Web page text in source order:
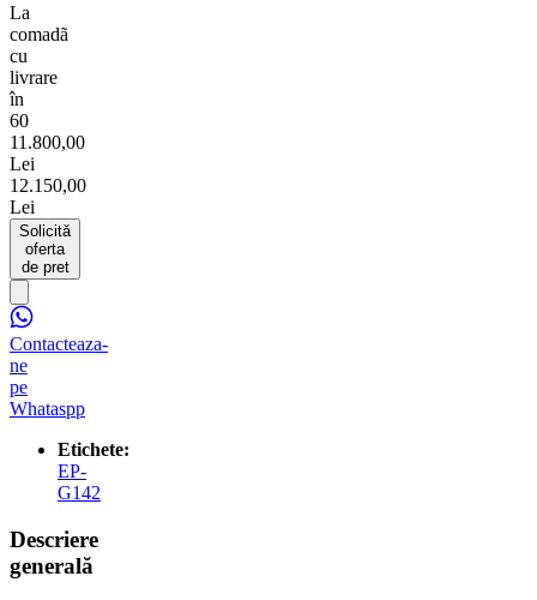
La
comadã
cu
livrare
în
60
11.800,00
Lei
12.150,00
Lei
Solicită
oferta
de pret
Contacteaza-
ne
pe
Whataspp
Etichete:
EP-
G142
Descriere
generală